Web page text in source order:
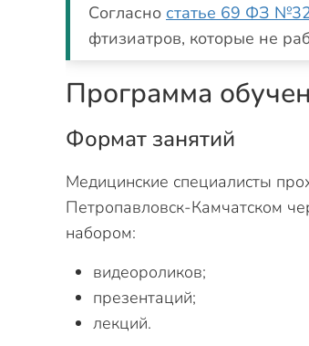
Согласно статье 69 ФЗ
фтизиатров, которые не
Программа
Формат занятий
Медицинские специалисты
Петропавловск-Камчатском
набором:
видеороликов;
презентаций;
лекций.